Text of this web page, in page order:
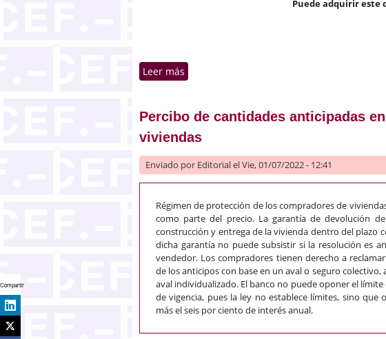
Puede adquirir este
Leer más
Percibo de cantidades anticipadas
viviendas
Enviado por Editorialel Vie, 01/07/2022 - 12:41
Régimen de protección de los compradores de
como parte del precio. La garantía de devolución
construcción y entrega de la vivienda dentro del plazo
dicha garantía no puede subsistir si la resolución es
vendedor. Los compradores tienen derecho a
de los anticipos con base en un aval o seguro
aval individualizado. El banco no puede oponer el
de vigencia, pues la ley no establece límites, sino que
más el seis por ciento de interés anual.
Compartir